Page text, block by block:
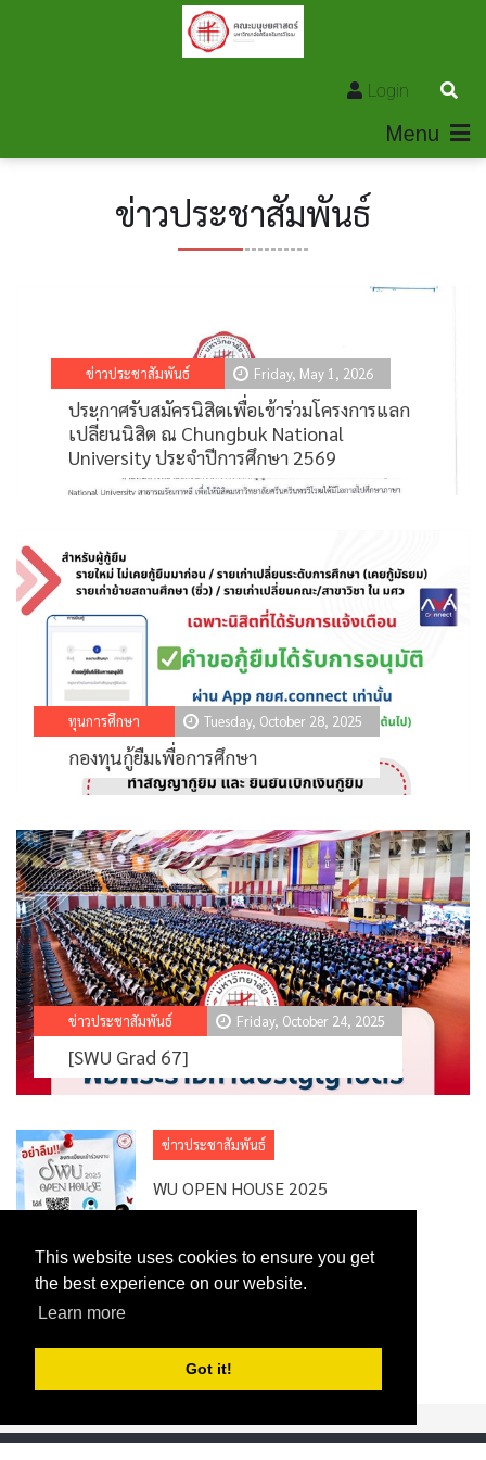
This website uses cookies to ensure you get
the best experience on our website.
Learn more
Got it!
Login
Menu
ข่าวประชาสัมพันธ์
ข่าวประชาสัมพันธ์ Friday, May 1, 2026
ประกาศรับสมัครนิสิตเพื่อเข้าร่วมโครงการแลก
เปลี่ยนนิสิต ณ Chungbuk National
University ประจำปีการศึกษา 2569
ทุนการศึกษา Tuesday, October 28, 2025
กองทุนกู้ยืมเพื่อการศึกษา
ข่าวประชาสัมพันธ์ Friday, October 24, 2025
[SWU Grad 67]
ข่าวประชาสัมพันธ์
WU OPEN HOUSE 2025